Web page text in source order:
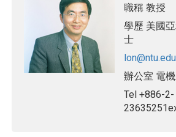
職稱 教授
學歷 美國
士
辦公室 電
Tel +886-2-